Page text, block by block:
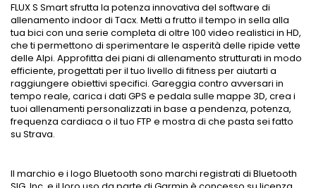
FLUX S Smart sfrutta la potenza innovativa del software di
allenamento indoor di Tacx. Metti a frutto il tempo in sella alla
tua bici con una serie completa di oltre 100 video realistici in HD,
che ti permettono di sperimentare le asperità delle ripide vette
delle Alpi. Approfitta dei piani di allenamento strutturati in modo
efficiente, progettati per il tuo livello di fitness per aiutarti a
raggiungere obiettivi specifici. Gareggia contro avversari in
tempo reale, carica i dati GPS e pedala sulle mappe 3D, crea i
tuoi allenamenti personalizzati in base a pendenza, potenza,
frequenza cardiaca o il tuo FTP e mostra di che pasta sei fatto
su Strava.
Il marchio e i logo Bluetooth sono marchi registrati di Bluetooth